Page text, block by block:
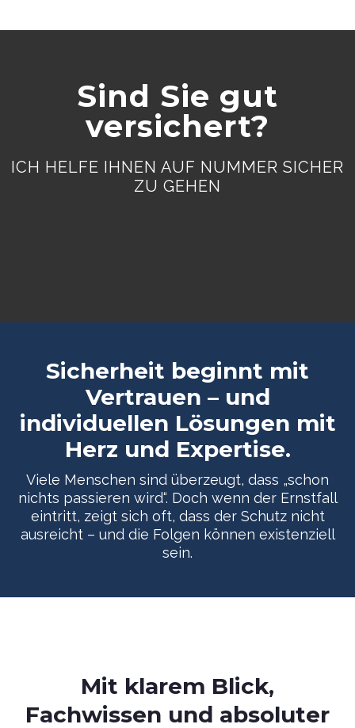
Sind Sie gut
versichert?
ICH HELFE IHNEN AUF NUMMER SICHER
ZU GEHEN
Sicherheit beginnt mit
Vertrauen – und
individuellen Lösungen mit
Herz und Expertise.
Viele Menschen sind überzeugt, dass „schon
nichts passieren wird“. Doch wenn der Ernstfall
eintritt, zeigt sich oft, dass der Schutz nicht
ausreicht – und die Folgen können existenziell
sein.
Mit klarem Blick,
Fachwissen und absoluter